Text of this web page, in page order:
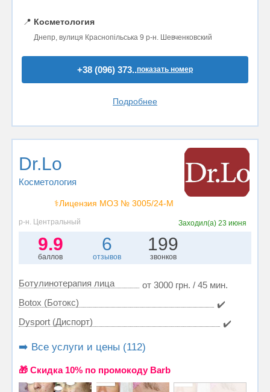
📍 Косметология
Днепр, вулиця Краснопільська 9 р-н. Шевченковский
+38 (096) 373..показать номер
Подробнее
Dr.Lo
Косметология
⚕️Лицензия МОЗ № 3005/24-М
р-н. Центральный Заходил(а)23 июня
9.9
баллов
6
отзывов
199
звонков
Ботулинотерапия лица
от 3000 грн. / 45 мин.
Botox (Ботокс)
✔️
Dysport (Диспорт)
✔️
➡️ Все услуги и цены (112)
🎁 Cкидка 10% по промокоду Barb